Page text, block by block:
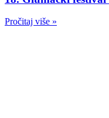
Pročitaj više »